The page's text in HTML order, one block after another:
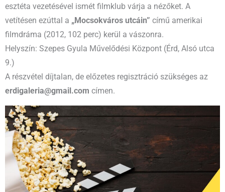
esztéta vezetésével ismét filmklub várja a nézőket. A
vetítésen ezúttal a „Mocsokváros utcáin” című amerikai
filmdráma (2012, 102 perc) kerül a vászonra.
Helyszín: Szepes Gyula Művelődési Központ (Érd, Alsó utca
9.)
A részvétel díjtalan, de előzetes regisztráció szükséges az
erdigaleria@gmail.com címen.